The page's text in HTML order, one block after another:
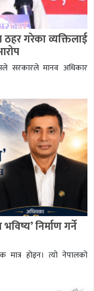
गरेका व्यक्तिलाई
सरकारले मानव अधिकार
निर्माण गर्ने
होइन। त्यो नेपालको